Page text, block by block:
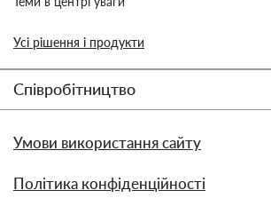
Усі рішення і продукти
Співробітництво
Умови використання сайту
Політика конфіденційності